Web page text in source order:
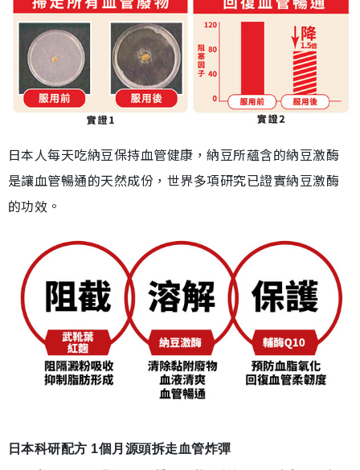
日本人每天吃納豆保持血管健康，納豆所蘊含的納豆激酶
是讓血管暢通的天然成份，世界多項研究已證實納豆激酶
的功效。
日本科研配方 1個月源頭拆走血管炸彈